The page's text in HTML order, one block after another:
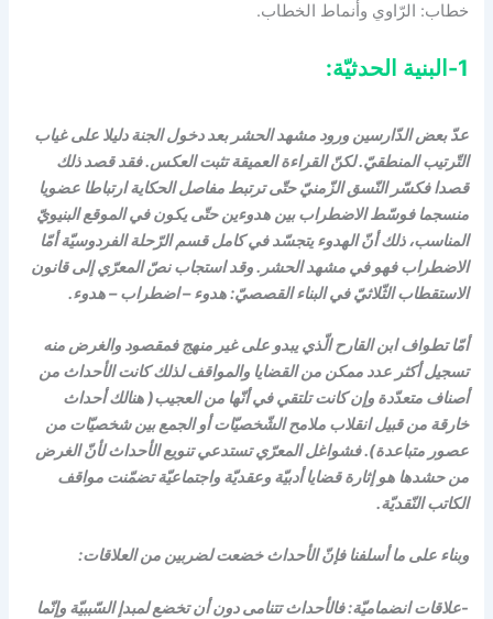
خطاب: الرّاوي وأنماط الخطاب.
1-البنية الحدثيّة:
عدّ بعض الدّارسين ورود مشهد الحشر بعد دخول الجنة دليلا على غياب
التّرتيب المنطقيّ. لكنّ القراءة العميقة تثبت العكس. فقد قصد ذلك
قصدا فكسّر النّسق الزّمنيّ حتّى ترتبط مفاصل الحكاية ارتباطا عضويا
منسجما فوسّط الاضطراب بين هدوءين حتّى يكون في الموقع البنيويّ
المناسب، ذلك أنّ الهدوء يتجسّد في كامل قسم الرّحلة الفردوسيّة أمّا
الاضطراب فهو في مشهد الحشر. وقد استجاب نصّ المعرّي إلى قانون
الاستقطاب الثّلاثيّ في البناء القصصيّ: هدوء – اضطراب – هدوء.
أمّا تطواف ابن القارح الّذي يبدو على غير منهج فمقصود والغرض منه
تسجيل أكثر عدد ممكن من القضايا والمواقف لذلك كانت الأحداث من
أصناف متعدّدة وإن كانت تلتقي في أنّها من العجيب( هنالك أحداث
خارقة من قبيل انقلاب ملامح الشّخصيّات أو الجمع بين شخصيّات من
عصور متباعدة). فشواغل المعرّي تستدعي تنويع الأحداث لأنّ الغرض
من حشدها هو إثارة قضايا أدبيّة وعقديّة واجتماعيّة تضمّنت مواقف
الكاتب النّقديّة.
وبناء على ما أسلفنا فإنّ الأحداث خضعت لضربين من العلاقات:
-علاقات انضماميّة: فالأحداث تتنامى دون أن تخضع لمبدإ السّببيّة وإنّما